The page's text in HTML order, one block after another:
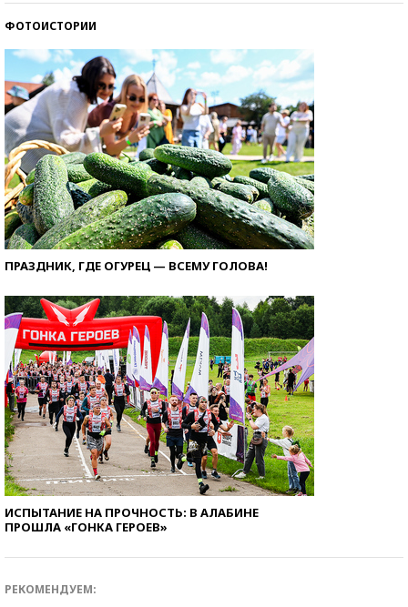
ФОТОИСТОРИИ
ПРАЗДНИК, ГДЕ ОГУРЕЦ — ВСЕМУ ГОЛОВА!
ИСПЫТАНИЕ НА ПРОЧНОСТЬ: В АЛАБИНЕ
ПРОШЛА «ГОНКА ГЕРОЕВ»
РЕКОМЕНДУЕМ: